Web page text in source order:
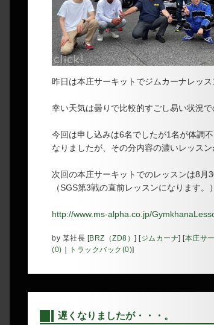
昨日は本庄サーキットでジムカーナレッス
幸い天気は曇りで比較的すごし易い状況で
今回は申し込みは6名でしたが1名が体調
なりましたが、その分内容の濃いレッスン
次回の本庄サーキットでのレッスンは8月
（SGS第3戦の直前レッスンになります。）
http://www.ms-alpha.co.jp/
by 某社長 [BRZ（ZD8） ] [ジムカーナ] [本庄サ
(0)
トラックバック(0)]
遅くなりましたが・・・。